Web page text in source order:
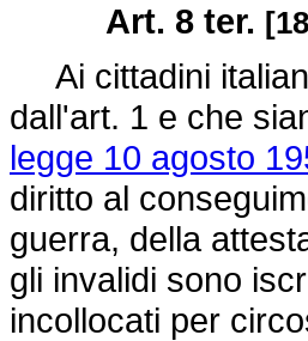
Art. 8 ter.
Ai cittadini
dall'art. 1 e che
legge 10 agosto
diritto al
guerra, della
gli invalidi sono
incollocati per